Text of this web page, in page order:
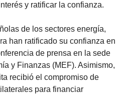
y ratificar la confianza.
de los sectores energía,
han ratificado su confianza en
de prensa en la sede
y Finanzas (MEF). Asimismo,
recibió el compromiso de
para financiar